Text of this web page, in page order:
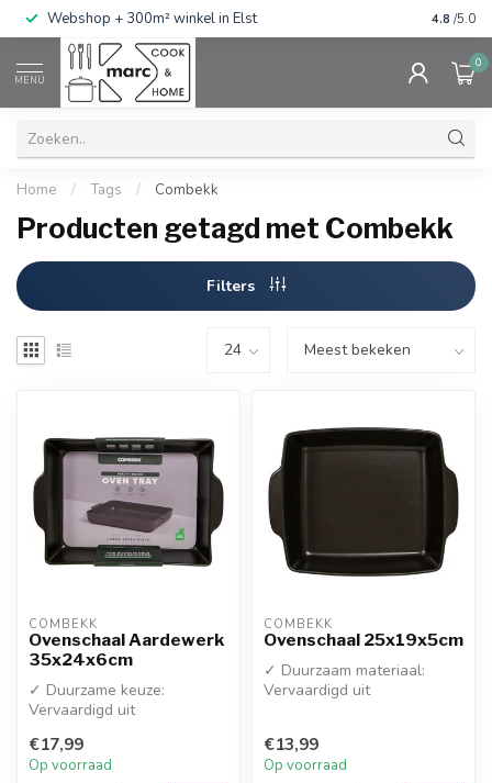
Webshop + 300m² winkel in Elst Gratis
4.8 /5.0
MENU
0
Home / Tags / Combekk
Producten getagd met Combekk
Filters
COMBEKK
Ovenschaal Aardewerk
35x24x6cm
✓ Duurzame keuze:
Vervaardigd uit
ceramic (gerecycled keram...
€17,99
Op voorraad
COMBEKK
Ovenschaal 25x19x5cm
✓ Duurzaam materiaal:
Vervaardigd uit
✓ Compact fo...
€13,99
Op voorraad